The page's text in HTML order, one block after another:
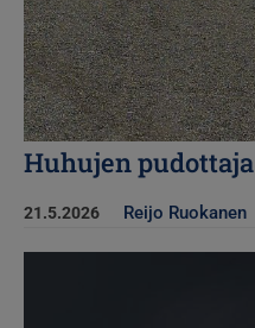
Huhujen pudottaja
21.5.2026 Reijo Ruokanen